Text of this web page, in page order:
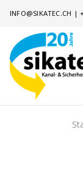
INFO@SIKATEC.CH |